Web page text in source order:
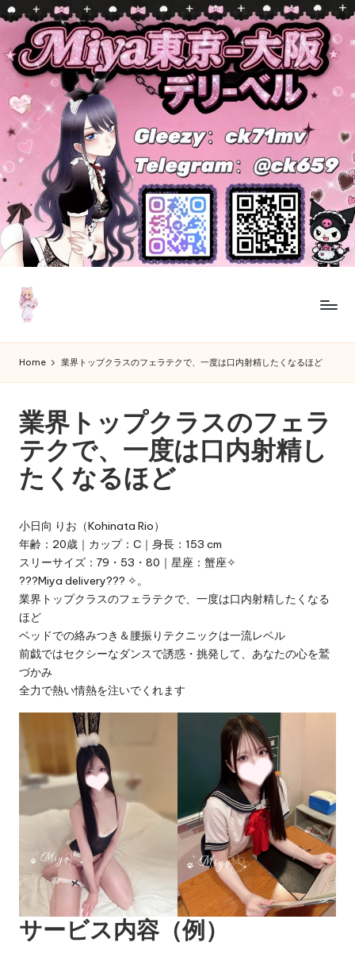
to
content
M
iy
a
東
京
大
デ
リ
ヘ
ル
|
出
張
エ
ス
テ
・
泡
泡
浴
・
健
大
即
日
出
張！
Miya
上
癒
し
と
濃
厚
ー
ビ
ス
♡
本
日
出
勤・
報・
口
コ
ミ
多
Home 業界トップクラスのフェラテクで、一度は口内射精したくなるほど
業界トップクラスのフェラ
テクで、一度は口内射精し
たくなるほど
小日向 りお（Kohinata Rio）
年齢：20歳｜カップ：C｜身長：153 cm
スリーサイズ：79・53・80｜星座：蟹座✧
???Miya delivery??? ✧。
業界トップクラスのフェラテクで、一度は口内射精したくなる
ほど
ベッドでの絡みつき＆腰振りテクニックは一流レベル
前戯ではセクシーなダンスで誘惑・挑発して、あなたの心を鷲
づかみ
全力で熱い情熱を注いでくれます
サービス内容（例）